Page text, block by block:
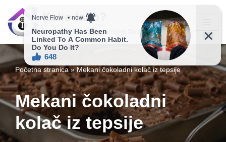
Skip
content
Kako lako?
Vaš vodič ka jednostavnijem životu!
Početna stranica»Mekani čokoladni kolač iz tepsije
Mekani čokoladni
kolač iz tepsije